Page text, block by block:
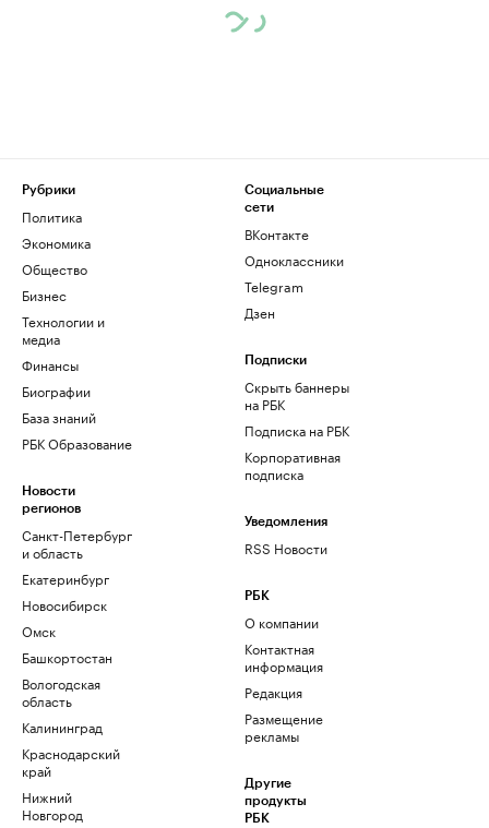
Рубрики
Политика
Экономика
Общество
Бизнес
Технологии и
медиа
Финансы
Биографии
База знаний
РБК Образование
Новости
регионов
Санкт-Петербург
и область
Екатеринбург
Новосибирск
Омск
Башкортостан
Вологодская
область
Калининград
Краснодарский
край
Нижний
Новгород
Социальные
сети
ВКонтакте
Одноклассники
Telegram
Дзен
Подписки
Скрыть баннеры
на РБК
Подписка на РБК
Корпоративная
подписка
Уведомления
RSS Новости
РБК
О компании
Контактная
информация
Редакция
Размещение
рекламы
Другие
продукты
РБК